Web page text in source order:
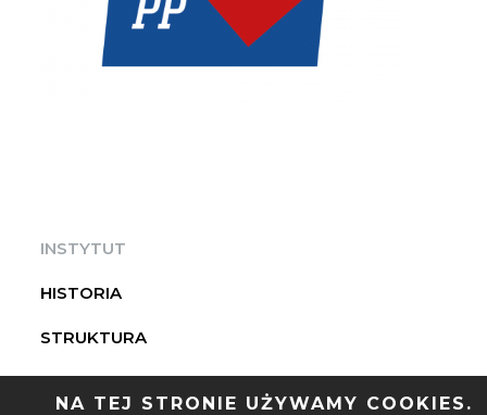
INSTYTUT ELEKTROTECHNIKI I
INSTYTUT
HISTORIA
STRUKTURA
OFERTA DLA GOSPODARKI
NA TEJ STRONIE UŻYWAMY COOKIES.